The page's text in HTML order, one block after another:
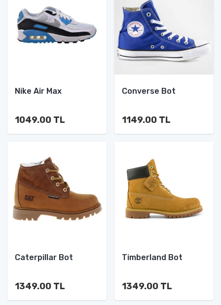
Nike Air Max
1049.00 TL
Converse Bot
1149.00 TL
Caterpillar Bot
1349.00 TL
Timberland Bot
1349.00 TL